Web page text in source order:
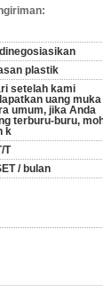
plastik
setelah kami
uang muka
umum, jika Anda
terburu-buru,
k
T
/ bulan